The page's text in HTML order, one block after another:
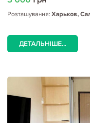
Розташування: Харьков,
ДЕТАЛЬНІШЕ...